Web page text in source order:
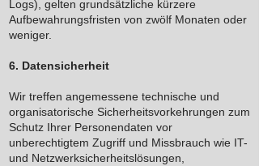
Logs), gelten grundsätzliche kürzere
Aufbewahrungsfristen von zwölf Monaten oder
weniger.
6. Datensicherheit
Wir treffen angemessene technische und
organisatorische Sicherheitsvorkehrungen zum
Schutz Ihrer Personendaten vor
unberechtigtem Zugriff und Missbrauch wie IT-
und Netzwerksicherheitslösungen,